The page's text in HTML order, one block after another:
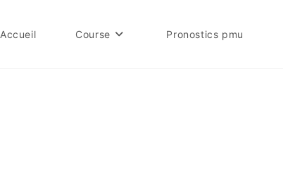
Accueil Course Pronostics pmu